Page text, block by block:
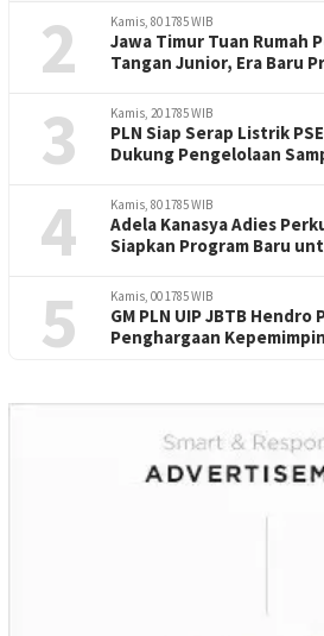
2 Kamis, 80 1785 WIB
Jawa Timur Tuan Rumah
Tangan Junior, Era Baru
3 Kamis, 20 1785 WIB
PLN Siap Serap Listrik
Dukung Pengelolaan
4 Kamis, 80 1785 WIB
Adela Kanasya Adies
Siapkan Program Baru
5 Kamis, 00 1785 WIB
GM PLN UIP JBTB
Penghargaan